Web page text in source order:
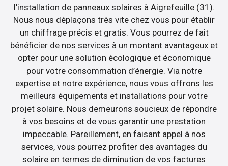
l’installation de panneaux solaires à Aigrefeuille (31).
Nous nous déplaçons très vite chez vous pour établir
un chiffrage précis et gratis. Vous pourrez de fait
bénéficier de nos services à un montant avantageux et
opter pour une solution écologique et économique
pour votre consommation d’énergie. Via notre
expertise et notre expérience, nous vous offrons les
meilleurs équipements et installations pour votre
projet solaire. Nous demeurons soucieux de répondre
à vos besoins et de vous garantir une prestation
impeccable. Pareillement, en faisant appel à nos
services, vous pourrez profiter des avantages du
solaire en termes de diminution de vos factures